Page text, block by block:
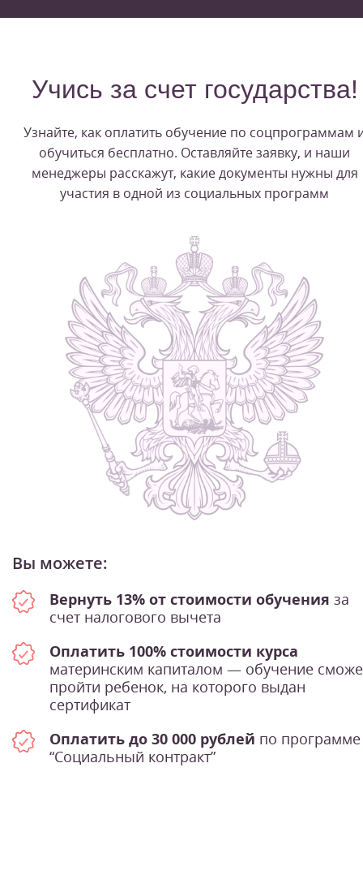
Учись за счет государства!
Узнайте, как оплатить обучение по соцпрограммам
обучиться бесплатно. Оставляйте заявку, и наши
менеджеры расскажут, какие документы нужны для
участия в одной из социальных программ
Вы можете:
Вернуть 13% от стоимости обучения за
счет налогового вычета
Оплатить 100% стоимости курса
материнским капиталом — обучение
пройти ребенок, на которого выдан
сертификат
Оплатить до 30 000 рублей по программе
“Социальный контракт”